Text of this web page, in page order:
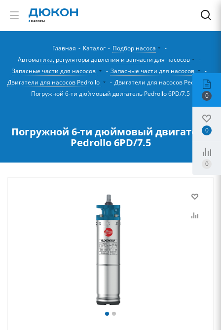
Главная - Каталог - Подбор насоса
-
Автоматика, регуляторы давления и запчасти для насосов
-
Запасные части для насосов
- Запасные части для насосов
-
Двигатели для насосов Pedrollo
- Двигатели для насосов Pedrollo -
Погружной 6-ти дюймовый двигатель Pedrollo 6PD/7.5
Погружной 6-ти дюймовый двигатель
Pedrollo 6PD/7.5
0
0
0